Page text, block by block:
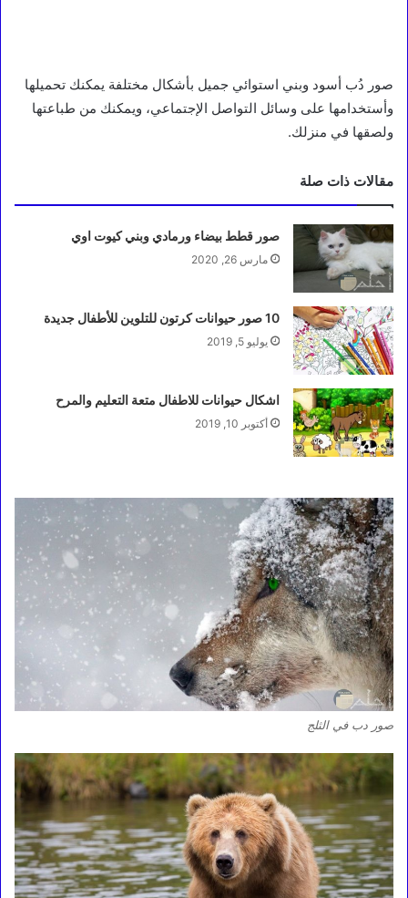
صور دُب أسود وبني استوائي جميل بأشكال مختلفة يمكنك تحميلها
وأستخدامها على وسائل التواصل الإجتماعي، ويمكنك من طباعتها
ولصقها في منزلك.
مقالات ذات صلة
صور قطط بيضاء ورمادي وبني كيوت اوي
مارس 26, 2020
10 صور حيوانات كرتون للتلوين للأطفال جديدة
يوليو 5, 2019
اشكال حيوانات للاطفال متعة التعليم والمرح
أكتوبر 10, 2019
صور دب في الثلج